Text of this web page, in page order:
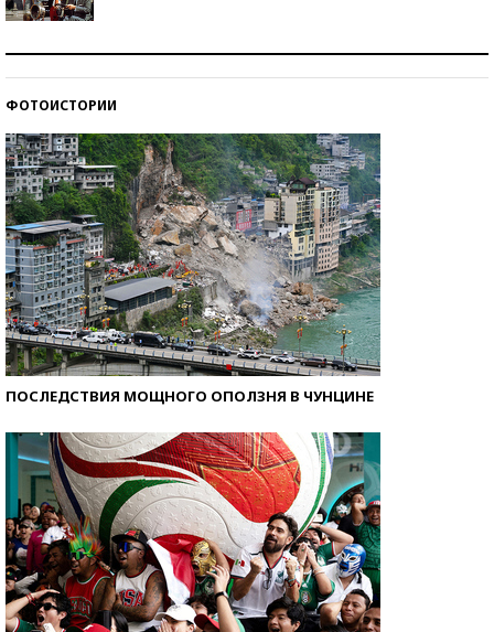
ФОТОИСТОРИИ
ПОСЛЕДСТВИЯ МОЩНОГО ОПОЛЗНЯ В ЧУНЦИНЕ